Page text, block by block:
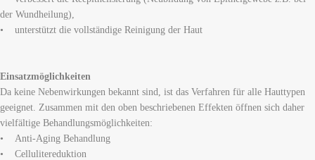
der Wundheilung),
• unterstützt die vollständige Reinigung der Haut
Einsatzmöglichkeiten
Da keine Nebenwirkungen bekannt sind, ist das Verfahren für alle Hauttypen
geeignet. Zusammen mit den oben beschriebenen Effekten öffnen sich daher
vielfältige Behandlungsmöglichkeiten:
• Anti-Aging Behandlung
• Cellulitereduktion